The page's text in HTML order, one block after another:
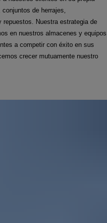
de herrajes,
Nuestra estrategia de
en nuestros almacenes y equipos
a competir con éxito en sus
crecer mutuamente nuestro